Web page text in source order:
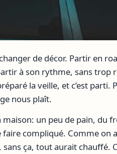
de décor. Partir en
à son rythme, sans trop
la veille, et c’est parti.
nous plaît.
maison: un peu de pain, du
faire compliqué. Comme
ça, tout aurait chauffé.